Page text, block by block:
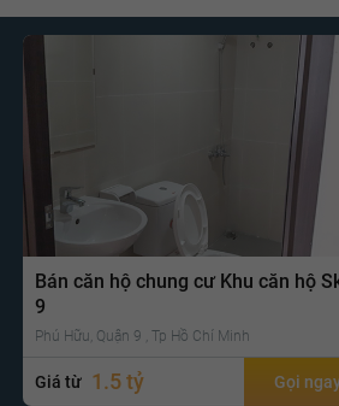
Bán căn hộ chung cư Khu căn hộ
9
Phú Hữu, Quận 9 , Tp Hồ Chí Minh
Giá từ 1.5 tỷ Gọi